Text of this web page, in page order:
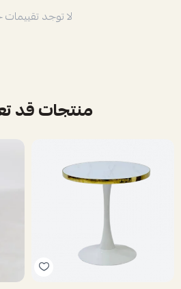
لا توجد تقييمات
منتجات قد